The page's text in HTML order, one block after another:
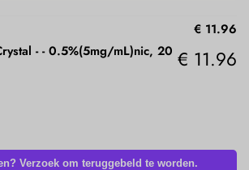
€ 11.96
--0.5%(5mg/mL)nic, 20 € 11.96
Verzoek om teruggebeld te worden.